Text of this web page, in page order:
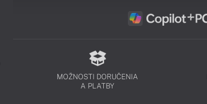
MOŽNOSTI DORUČENIA
A PLATBY